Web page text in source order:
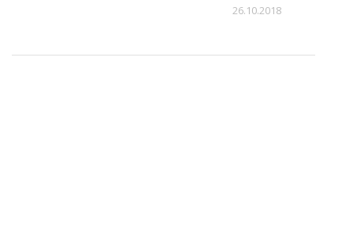
26.10.2018